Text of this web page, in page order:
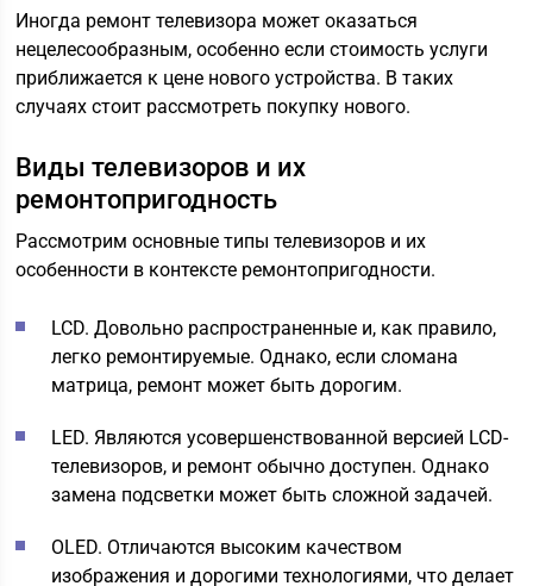
Иногда ремонт телевизора может оказаться
нецелесообразным, особенно если стоимость услуги
приближается к цене нового устройства. В таких
случаях стоит рассмотреть покупку нового.
Виды телевизоров и их
ремонтопригодность
Рассмотрим основные типы телевизоров и их
особенности в контексте ремонтопригодности.
LCD. Довольно распространенные и, как правило,
легко ремонтируемые. Однако, если сломана
матрица, ремонт может быть дорогим.
LED. Являются усовершенствованной версией LCD-
телевизоров, и ремонт обычно доступен. Однако
замена подсветки может быть сложной задачей.
OLED. Отличаются высоким качеством
изображения и дорогими технологиями, что делает